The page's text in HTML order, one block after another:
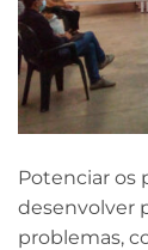
Potenciar os
desenvolver
problemas,